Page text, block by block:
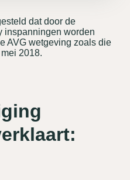
dat door de
inspanningen worden
AVG wetgeving zoals die
2018.